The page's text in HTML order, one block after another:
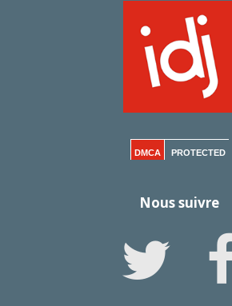
DMCA PROTECTED
Nous suivre